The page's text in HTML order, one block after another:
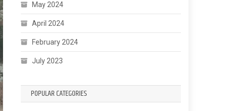
May 2024
April 2024
February 2024
July 2023
POPULAR CATEGORIES